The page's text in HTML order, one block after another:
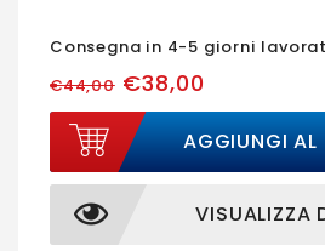
Consegna in 4-5 giorni
€44,00€38,00
AGGIUNGI AL
VISUALIZZA